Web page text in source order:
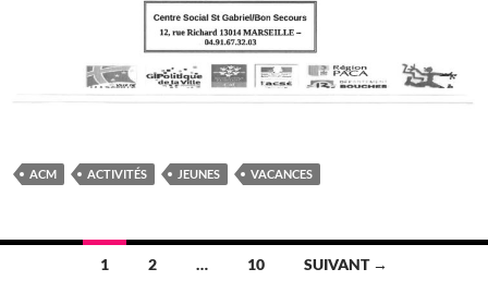
ACM ACTIVITÉS JEUNES VACANCES
Navigation
1 2 … 10 SUIVANT →